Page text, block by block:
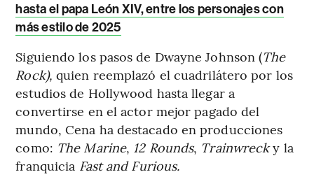
hasta el papa León XIV, entre los personajes con
más estilo de 2025
Siguiendo los pasos de Dwayne Johnson (The
Rock),quien reemplazó el cuadrilátero por los
estudios de Hollywood hasta llegar a
convertirse en el actor mejor pagado del
mundo, Cena ha destacado en producciones
como: The Marine, 12 Rounds, Trainwrecky la
franquicia Fast and Furious.